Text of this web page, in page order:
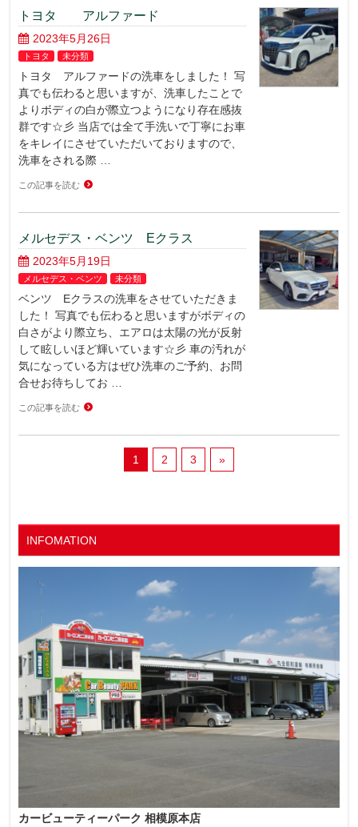
トヨタ アルファード
2023年5月26日
トヨタ 未分類
トヨタ アルファードの洗車をしました！ 写
真でも伝わると思いますが、洗車したことで
よりボディの白が際立つようになり存在感抜
群です☆彡 当店では全て手洗いで丁寧にお車
をキレイにさせていただいておりますので、
洗車をされる際 …
この記事を読む
メルセデス・ベンツ Eクラス
2023年5月19日
メルセデス・ベンツ 未分類
ベンツ Eクラスの洗車をさせていただきま
した！ 写真でも伝わると思いますがボディの
白さがより際立ち、エアロは太陽の光が反射
して眩しいほど輝いています☆彡 車の汚れが
気になっている方はぜひ洗車のご予約、お問
合せお待ちしてお …
この記事を読む
1 2 3 »
INFOMATION
カービューティーパーク 相模原本店